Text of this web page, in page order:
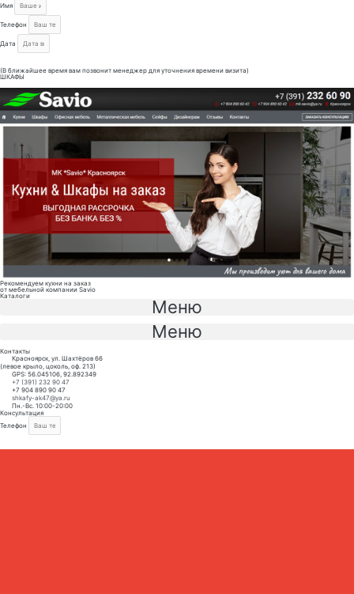
Имя
Телефон
Дата
(В ближайшее время вам позвонит менеджер для уточнения времени визита)
ШКАФЫ
Рекомендуем кухни на заказ
от мебельной компании Savio
Каталоги
Меню
Меню
Контакты
Красноярск, ул. Шахтёров 66
(левое крыло, цоколь, оф. 213)
GPS: 56.045106, 92.892349
+7 (391) 232 90 47
+7 904 890 90 47
shkafy-ak47@ya.ru
Пн.-Вс. 10:00-20:00
Консультация
Телефон